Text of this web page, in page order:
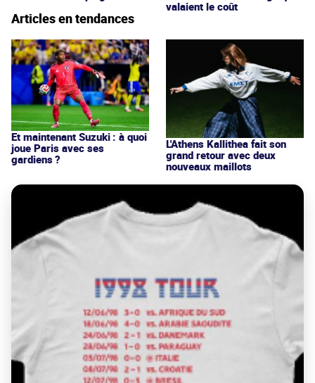
valaient le coût
Articles en tendances
Et maintenant Suzuki : à quoi
joue Paris avec ses
gardiens ?
L'Athens Kallithea fait son
grand retour avec deux
nouveaux maillots